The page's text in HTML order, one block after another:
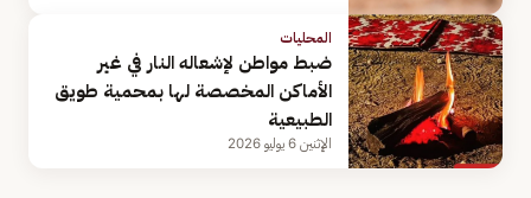
المحليات
ضبط مواطن لإشعاله النار في غير
الأماكن المخصصة لها بمحمية طويق
الطبيعية
الإثنين 6 يوليو 2026